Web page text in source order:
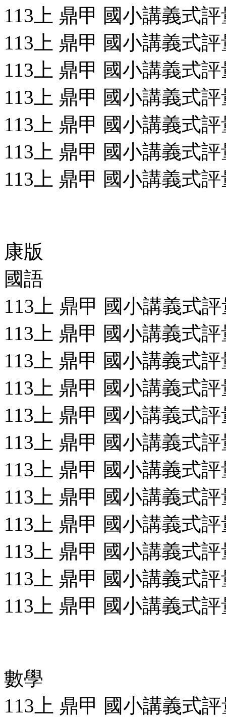
113上 鼎甲 國小講義式
113上 鼎甲 國小講義式
113上 鼎甲 國小講義式
113上 鼎甲 國小講義式
113上 鼎甲 國小講義式
113上 鼎甲 國小講義式
113上 鼎甲 國小講義式
康版
國語
113上 鼎甲 國小講義式
113上 鼎甲 國小講義式
113上 鼎甲 國小講義式
113上 鼎甲 國小講義式
113上 鼎甲 國小講義式
113上 鼎甲 國小講義式
113上 鼎甲 國小講義式
113上 鼎甲 國小講義式
113上 鼎甲 國小講義式
113上 鼎甲 國小講義式
113上 鼎甲 國小講義式
113上 鼎甲 國小講義式
數學
113上 鼎甲 國小講義式